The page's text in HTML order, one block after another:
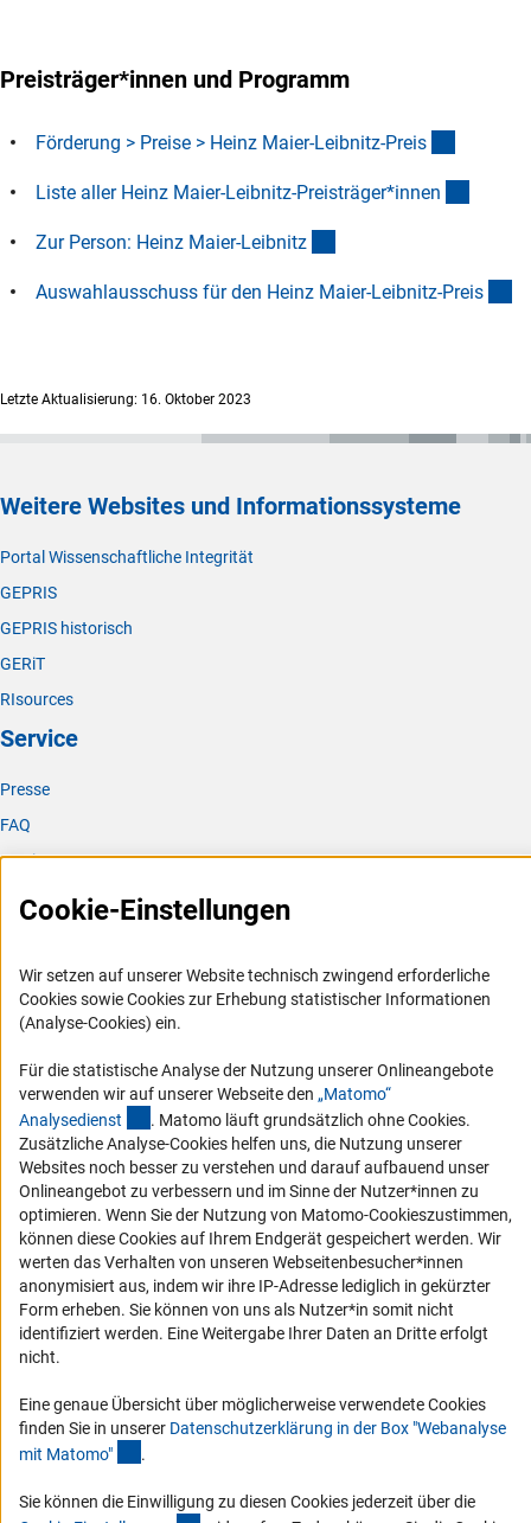
Preisträger*innen und Programm
Förderung > Preise > Heinz Maier-Leibnitz-Preis
Liste aller Heinz Maier-Leibnitz-Preisträger*innen
Zur Person: Heinz Maier-Leibnitz
Auswahlausschuss für den Heinz Maier-Leibnitz-Preis
Letzte Aktualisierung: 16. Oktober 2023
Weitere Websites und Informationssysteme
Portal Wissenschaftliche Integrität
GEPRIS
GEPRIS historisch
GERiT
RIsources
Service
Presse
FAQ
Karriere
Logo und Corporate Design
Compliance
Vergabeverfahren
Barrierefreiheit
Service und Informationen für Menschen mit Behinderungen
Erklärung zur Barrierefreiheit
Barriere melden
DFG-aktuell
Erhalten Sie Neuigkeiten aus der DFG direkt in Ihr Mailpostfach oder
schauen Sie sich die Ausgaben online an.
Zum Newsletter
Service
Cookie-Einstellungen
Wir setzen auf unserer Website technisch zwingend erforderliche
Cookies sowie Cookies zur Erhebung statistischer Informationen
(Analyse-Cookies) ein.
Für die statistische Analyse der Nutzung unserer Onlineangebote
verwenden wir auf unserer Webseite den „Matomo“
Analysedienst (externer Link)
. Matomo läuft grundsätzlich ohne Cookies.
Zusätzliche Analyse-Cookies helfen uns, die Nutzung unserer
Websites noch besser zu verstehen und darauf aufbauend unser
Onlineangebot zu verbessern und im Sinne der Nutzer*innen zu
optimieren. Wenn Sie der Nutzung von Matomo-Cookieszustimmen,
können diese Cookies auf Ihrem Endgerät gespeichert werden. Wir
werten das Verhalten von unseren Webseitenbesucher*innen
anonymisiert aus, indem wir ihre IP-Adresse lediglich in gekürzter
Form erheben. Sie können von uns als Nutzer*in somit nicht
identifiziert werden. Eine Weitergabe Ihrer Daten an Dritte erfolgt
nicht.
Eine genaue Übersicht über möglicherweise verwendete Cookies
finden Sie in unserer Datenschutzerklärung in der Box "Webanalyse
mit Matomo" .
Sie können die Einwilligung zu diesen Cookies jederzeit über die